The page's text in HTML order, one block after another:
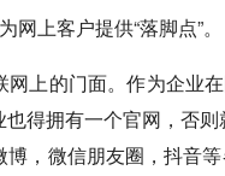
上客户提供“落脚点”。
上的门面。作为企业
得拥有一个官网，否
，微信朋友圈，抖音